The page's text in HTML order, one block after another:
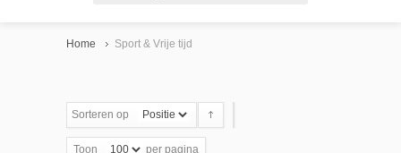
Home Sport & Vrije tijd
Sorteren op
Toon per pagina